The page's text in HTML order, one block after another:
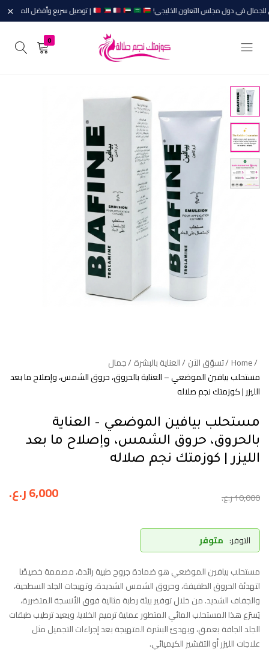
في دول مجلس التعاون الخليجي! | توصيل سريع وأفضل الماركات.×
Salalah
مُصادفة
0
Home تسوّق الآن العناية بالبشرة جمال
مستحلب بيافين الموضعي – العناية بالحروق، حروق الشمس، وإصلاح ما بعد
الليزر | كوزمتك نجم صلاله
مستحلب بيافين الموضعي – العناية
بالحروق، حروق الشمس، وإصلاح ما بعد
الليزر | كوزمتك نجم صلاله
10,000ر.ع. 6,000ر.ع.
التوفر: متوفر
مستحلب بيافين الموضعي هو ضمادة جروح طبية رائدة، مصممة خصيصًا
لتهدئة الحروق الطفيفة، وحروق الشمس الشديدة، وتهيجات الجلد السطحية،
والجفاف الشديد. من خلال توفير بيئة رطبة مثالية فوق الأنسجة المتضررة،
يُسرّع هذا المستحلب المائي المتطور عملية ترميم الخلايا، ويعيد ترطيب طبقات
الجلد الجافة بعمق، ويهدئ البشرة المتهيجة بعد إجراءات التجميل مثل
علاجات الليزر أو التقشير الكيميائي.